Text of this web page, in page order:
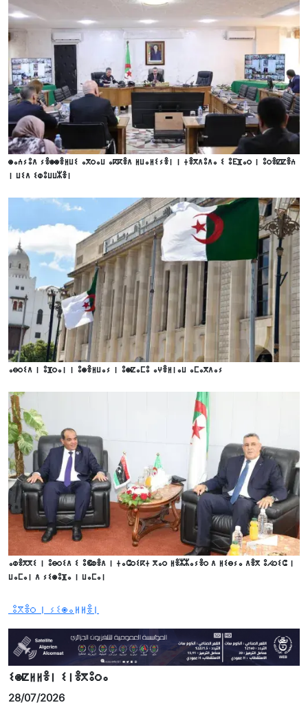
ⵙⴰⵄⵢⵓⴷ ⵢⴻⵙⵙⴻⵍⵡⵉ ⴰⴳⵔⴰⵡ ⴰⴽⴽⴻⴷ ⵍⵡⴰⵍⵉⵢⴻⵏ ⵏ ⵜⴻⴳⴷⵓⴷⴰ ⵉ ⵓⴹⴼⴰⵔ ⵏ ⵓⵔⴻⵇⵇⴻⵄ
ⵏ ⵡⵉⴷ ⵉⵀⵓⵡⵡⵣⴻⵏ
ⴰⴱⵔⵉⴷ ⵏ ⵓⴼⵔⴰⵏ ⵏ ⵓⵙⴻⵍⵡⴰⵢ ⵏ ⵓⵙⵇⴰⵎⵓ ⴰⵖⴻⵍⵏⴰⵡ ⴰⵎⴰⴳⴷⴰⵢ
ⴰⵀⴻⴳⴳⵉ ⵏ ⵓⴱⵔⵉⴷ ⵉ ⵓⵞⵀⴻⴷ ⵏ ⵜⴰⵛⵔⵉⴽⵜ ⴳⴰⵔ ⵍⴻⵣⵣⴰⵢⴻⵔ ⴷ ⵍⵉⴱⵢⴰ ⴷⴻⴳ ⵓⵃⵔⵉⵛ ⵏ
ⵡⴰⵎⴰⵏ ⴷ ⵢⵉⵙⵓⴼⴰ ⵏ ⵡⴰⵎⴰⵏ
ⵓⴳⴻⵔ ⵏ ⵢⵉⵙⴰⵍⵍⴻⵏ
ⵉⵙⵇⵍⵍⴻⵏ ⵉⵏⴻⴳⵓⵔⴰ
28/07/2026